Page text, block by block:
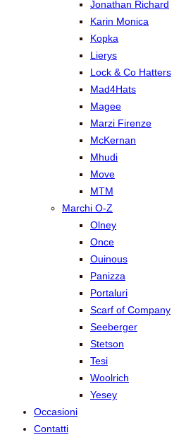
Jonathan Richard
Karin Monica
Kopka
Lierys
Lock & Co Hatters
Mad4Hats
Magee
Marzi Firenze
McKernan
Mhudi
Move
MTM
Marchi O-Z
Olney
Once
Ouinous
Panizza
Portaluri
Scarf of Company
Seeberger
Stetson
Tesi
Woolrich
Yesey
Occasioni
Contatti